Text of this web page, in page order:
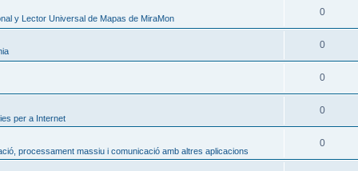
y Lector Universal de Mapas de MiraMon
0
0
0
per a Internet
0
processament massiu i comunicació amb altres aplicacions
0